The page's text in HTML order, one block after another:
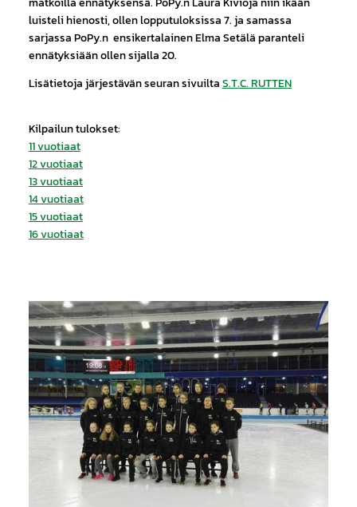
luisteli hienosti, ollen lopputuloksissa 7. ja samassa
sarjassa PoPy.n ensikertalainen Elma Setälä paranteli
ennätyksiään ollen sijalla 20.
Lisätietoja järjestävän seuran sivuilta S.T.C. RUTTEN
Kilpailun tulokset:
11 vuotiaat
12 vuotiaat
13 vuotiaat
14 vuotiaat
15 vuotiaat
16 vuotiaat